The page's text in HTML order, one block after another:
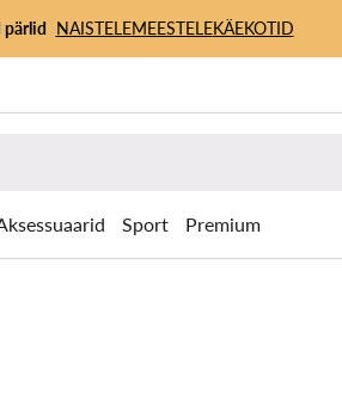
pärlid NAISTELEMEESTELEKÄEKOTID
Sport Premium